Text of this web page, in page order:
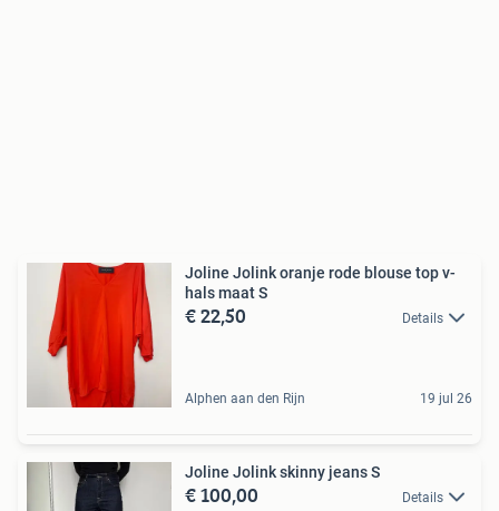
Joline Jolink oranje rode blouse top v-
hals maat S
€ 22,50 Details
Alphen aan den Rijn 19 jul 26
Joline Jolink skinny jeans S
€ 100,00 Details